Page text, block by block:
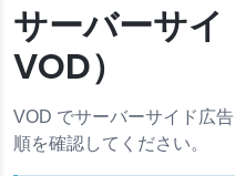
サーバーサ
VOD）
VOD でサーバーサイド広
順を確認してください。